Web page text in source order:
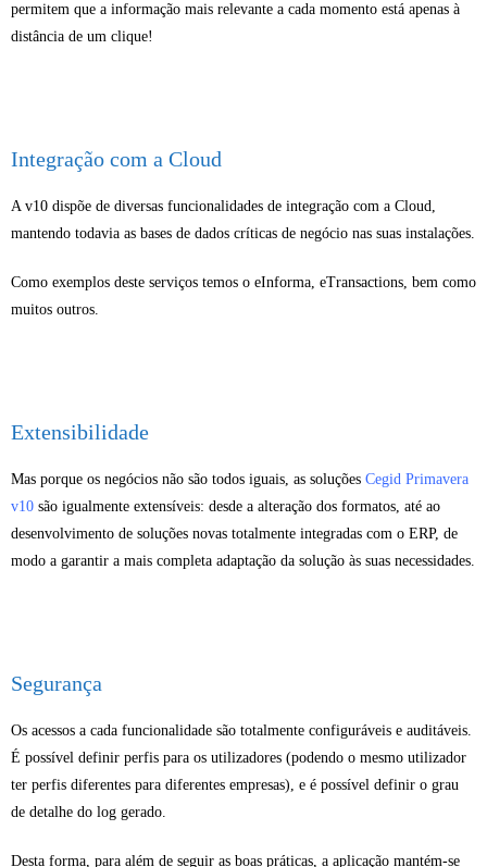
permitem que a informação mais relevante a cada momento está apenas à
distância de um clique!
Integração com a Cloud
A v10 dispõe de diversas funcionalidades de integração com a Cloud,
mantendo todavia as bases de dados críticas de negócio nas suas instalações.
Como exemplos deste serviços temos o eInforma, eTransactions, bem como
muitos outros.
Extensibilidade
Mas porque os negócios não são todos iguais, as soluções Cegid Primavera
v10 são igualmente extensíveis: desde a alteração dos formatos, até ao
desenvolvimento de soluções novas totalmente integradas com o ERP, de
modo a garantir a mais completa adaptação da solução às suas necessidades.
Segurança
Os acessos a cada funcionalidade são totalmente configuráveis e auditáveis.
É possível definir perfis para os utilizadores (podendo o mesmo utilizador
ter perfis diferentes para diferentes empresas), e é possível definir o grau
de detalhe do log gerado.
Desta forma, para além de seguir as boas práticas, a aplicação mantém-se